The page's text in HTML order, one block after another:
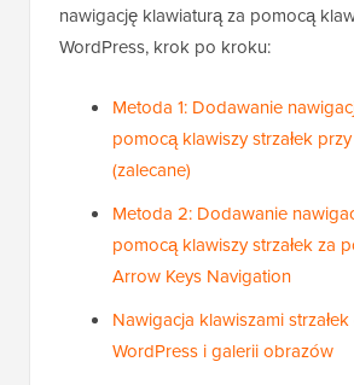
nawigację klawiaturą za pomocą
WordPress, krok po kroku:
Metoda 1: Dodawanie
pomocą klawiszy strzałek
(zalecane)
Metoda 2: Dodawanie
pomocą klawiszy strzałek za
Arrow Keys Navigation
Nawigacja klawiszami
WordPress i galerii obrazów